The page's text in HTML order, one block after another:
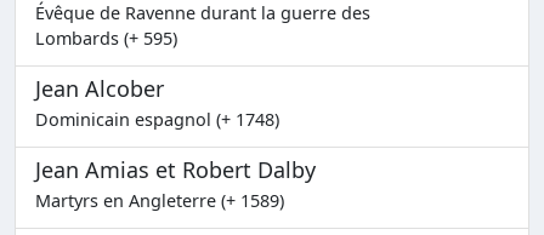
Évêque de Ravenne durant la guerre des
Lombards (+ 595)
Jean Alcober
Dominicain espagnol (+ 1748)
Jean Amias et Robert Dalby
Martyrs en Angleterre (+ 1589)